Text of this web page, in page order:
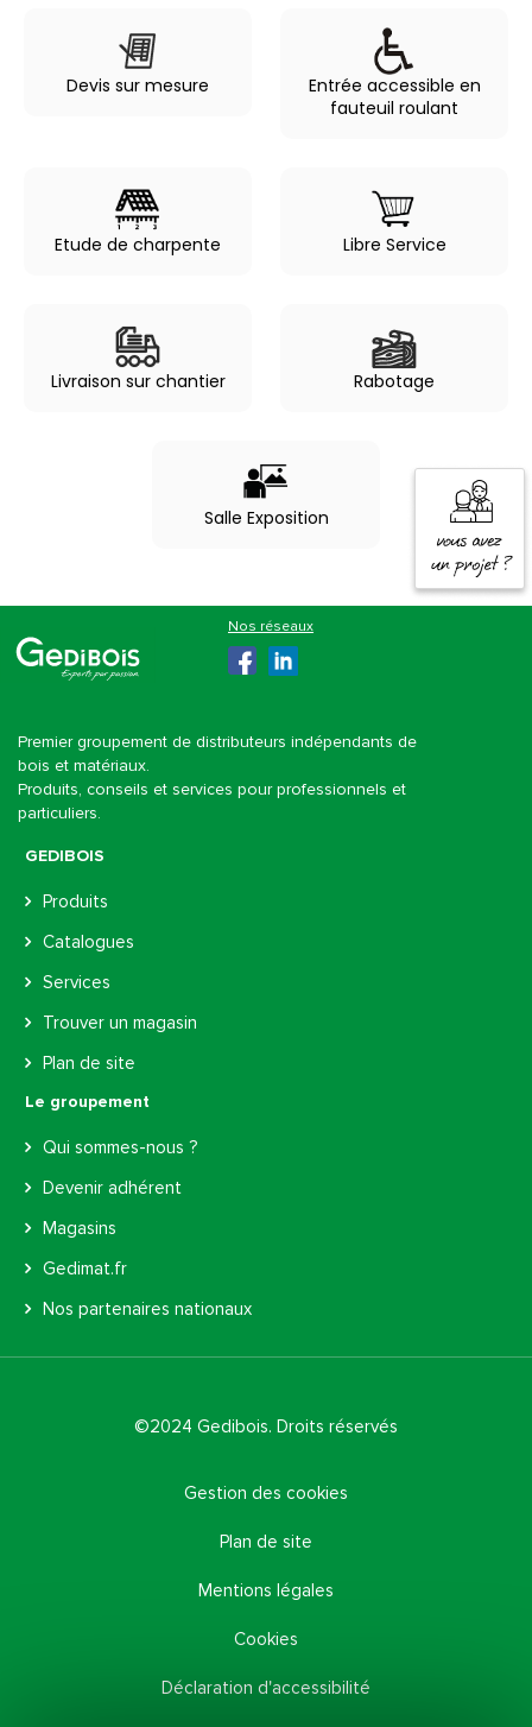
Devis sur mesure
Entrée accessible en
fauteuil roulant
Etude de charpente Libre Service
Livraison sur chantier Rabotage
Salle Exposition
Premier groupement de distributeurs indépendants de
bois et matériaux.
Produits, conseils et services pour professionnels et
particuliers.
GEDIBOIS
Produits
Catalogues
Services
Trouver un magasin
Plan de site
Le groupement
Qui sommes-nous ?
Devenir adhérent
Magasins
Gedimat.fr
Nos partenaires nationaux
©2024 Gedibois. Droits réservés
Gestion des cookies
Plan de site
Mentions légales
Cookies
Déclaration d'accessibilité